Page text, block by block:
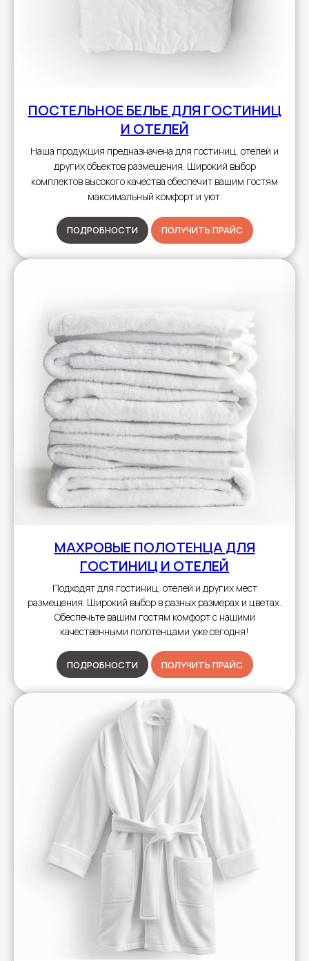
ПОСТЕЛЬНОЕ БЕЛЬЕ ДЛЯ ГОСТИНИЦ
И ОТЕЛЕЙ
Наша продукция предназначена для гостиниц, отелей и
других объектов размещения. Широкий выбор
комплектов высокого качества обеспечит вашим гостям
максимальный комфорт и уют.
ПОДРОБНОСТИ ПОЛУЧИТЬ ПРАЙС
МАХРОВЫЕ ПОЛОТЕНЦАДЛЯ
ГОСТИНИЦ И ОТЕЛЕЙ
Подходят для гостиниц, отелей и других мест
размещения. Широкий выбор в разных размерах и цветах.
Обеспечьте вашим гостям комфорт с нашими
качественными полотенцами уже сегодня!
ПОДРОБНОСТИ ПОЛУЧИТЬ ПРАЙС